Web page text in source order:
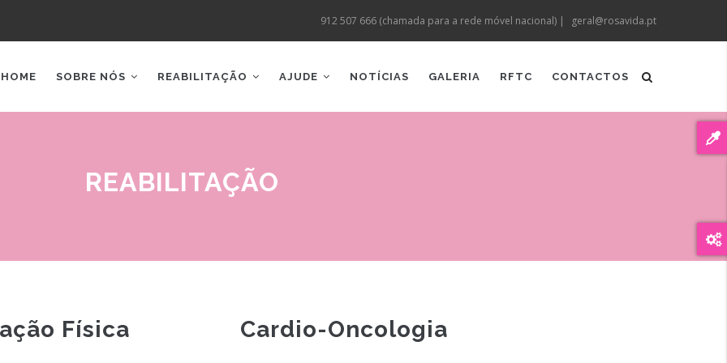
912 507 666 (chamada para a rede móvel nacional) | geral@rosavida.pt
HOME SOBRE NÓS REABILITAÇÃO AJUDE NOTÍCIAS GALERIA RFTC CONTACTOS
REABILITAÇÃO
Física Cardio-Oncologia